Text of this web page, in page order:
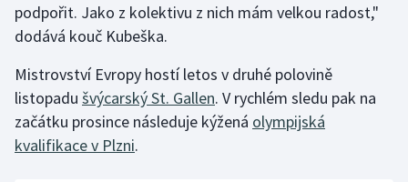
podpořit. Jako z kolektivu z nich mám velkou radost,"
dodává kouč Kubeška.
Mistrovství Evropy hostí letos v druhé polovině
listopadu švýcarský St. Gallen. V rychlém sledu pak na
začátku prosince následuje kýžená olympijská
kvalifikace v Plzni.